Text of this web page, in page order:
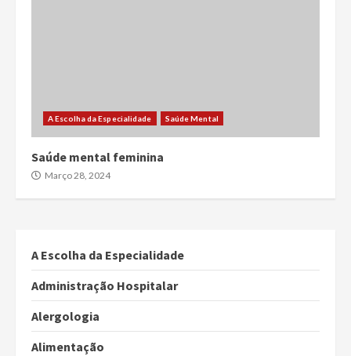
A Escolha da Especialidade Saúde Mental
Saúde mental feminina
Março 28, 2024
A Escolha da Especialidade
Administração Hospitalar
Alergologia
Alimentação